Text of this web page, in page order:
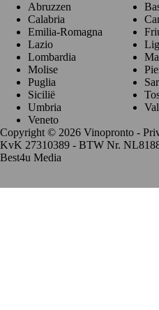
Abruzzen
Calabria
Emilia-Romagna
Lazio
Lombardia
Molise
Puglia
Sicilië
Umbria
Veneto
Copyright © 2026 Vinopronto -
KvK 27310389 - BTW Nr.
Best4u Media